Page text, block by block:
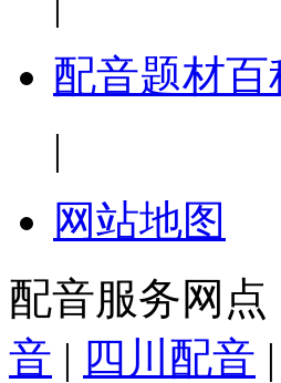
配音题材百
|
网站地图
配音服务网点
音 | 四川配音 |